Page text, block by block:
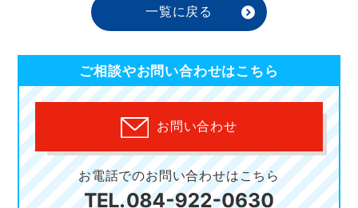
一覧に戻る
ご相談やお問い合わせはこちら
お問い合わせ
お電話でのお問い合わせはこちら